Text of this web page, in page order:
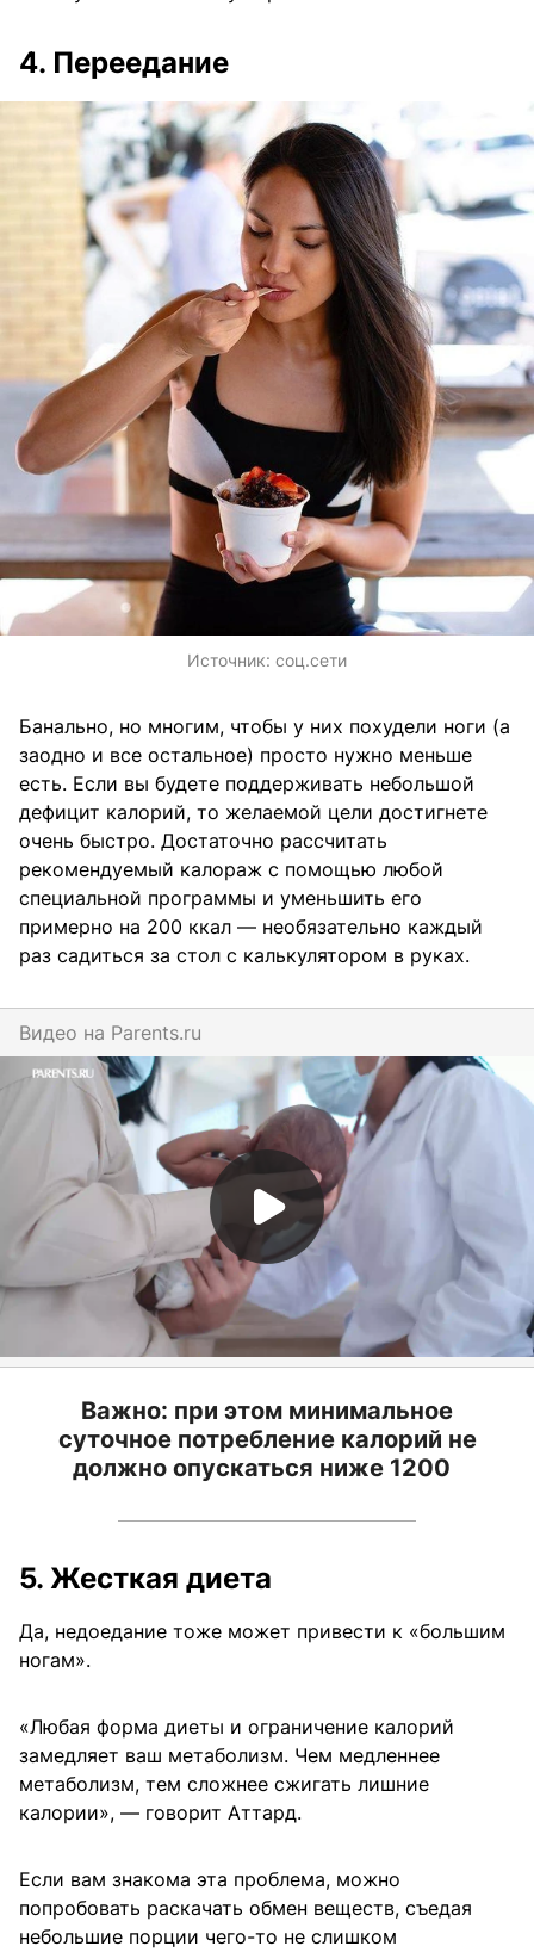
4. Переедание
Источник: соц.сети
Банально, но многим, чтобы у них похудели ноги (а
заодно и все остальное) просто нужно меньше
есть. Если вы будете поддерживать небольшой
дефицит калорий, то желаемой цели достигнете
очень быстро. Достаточно рассчитать
рекомендуемый калораж с помощью любой
специальной программы и уменьшить его
примерно на 200 ккал — необязательно каждый
раз садиться за стол с калькулятором в руках.
Видео на parents.ru
Важно: при этом минимальное
суточное потребление калорий не
должно опускаться ниже 1200
5. Жесткая диета
Да, недоедание тоже может привести к «большим
ногам».
«Любая форма диеты и ограничение калорий
замедляет ваш метаболизм. Чем медленнее
метаболизм, тем сложнее сжигать лишние
калории», — говорит Аттард.
Если вам знакома эта проблема, можно
попробовать раскачать обмен веществ, съедая
небольшие порции чего-то не слишком